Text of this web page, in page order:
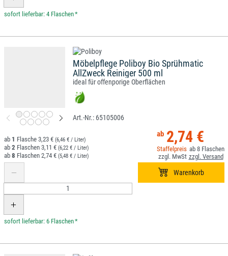
*
Möbelpflege Poliboy Bio Sprühmatic
AllZweck Reiniger 500 ml
ideal für offenporige Oberflächen
65105006
2,74 €
8
1 3,23 € (6,46 € / Liter)
2 3,11 € (6,22 € / Liter)
8 2,74 € (5,48 € / Liter)
*